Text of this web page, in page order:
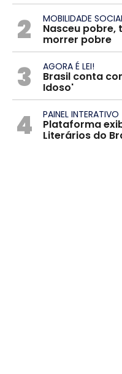
2 MOBILIDADE
Nasceu pobre,
morrer pobre
3 AGORA É LEI!
Brasil conta
Idoso'
4 PAINEL INTERATIVO
Plataforma
Literários do